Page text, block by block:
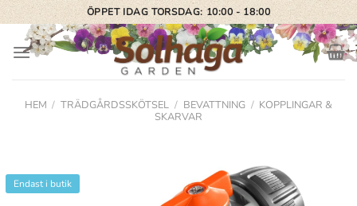
Skip
to
content
ÖPPET IDAG TORSDAG: 10:00 - 18:00
HEM / TRÄDGÅRDSSKÖTSEL / BEVATTNING / KOPPLINGAR &
SKARVAR
Endast i butik